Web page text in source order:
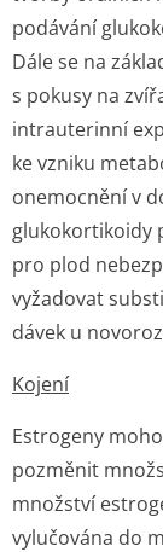
podávání
Dále se na
s pokusy na
intrauterinní
ke vzniku
onemocnění v
glukokortikoidy
pro plod
vyžadovat
dávek u
Kojení
Estrogeny
pozměnit
množství
vylučována do